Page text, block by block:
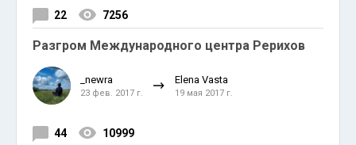
22 7256
Разгром Международного центра Рерихов
_newra
23 фев. 2017 г.
Elena Vasta
19 мая 2017 г.
44 10999